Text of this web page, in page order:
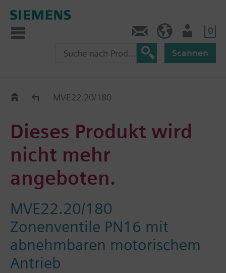
0
Scannen
Austauschhilfe
MVE22.20/180
Dieses Produkt wird
nicht mehr
angeboten.
MVE22.20/180
Zonenventile PN16 mit
abnehmbaren motorischem
Antrieb